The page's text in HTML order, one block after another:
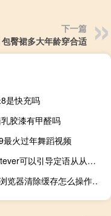
下一篇
包臀裙多大年龄穿合适
是快充吗
胶漆有甲醛吗
最火过年舞蹈视频
whatever可以引导定语从从句吗
360浏览器清除缓存怎么操作电脑（360浏览器如何清除缓存）